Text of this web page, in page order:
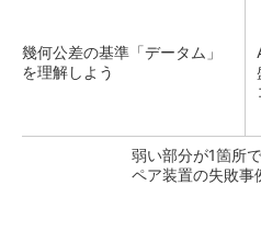
幾何公差の基準「データム」
を理解しよう
弱い部分が1箇所
ペア装置の失敗事